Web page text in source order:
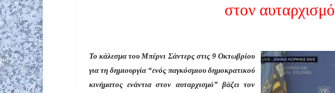
στον αυταρχισμό
Το κάλεσμα του Μπέρνι Σάντερς στις 9 Οκτωβρίου
για τη δημιουργία “ενός παγκόσμιου δημοκρατικού
κινήματος ενάντια στον αυταρχισμό” βάζει τον